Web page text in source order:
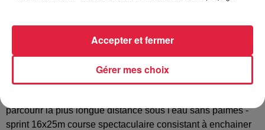
2020 à Limoges. La trentaine d'athlètes présents
sélestadiens alsaciens et du Grand-Est concourront au
travers des 4 disciplines de l’apnée pratiquée en piscine -
statique retenir sa respiration sous l’eau le plus longtemps
possible - dynamique palmes parcourir la plus longue
parcourir la plus longue distance sous l'eau sans palmes -
sprint 16x25m course spectaculaire consistant à enchainer
Gérer mes choix
Accepter et fermer